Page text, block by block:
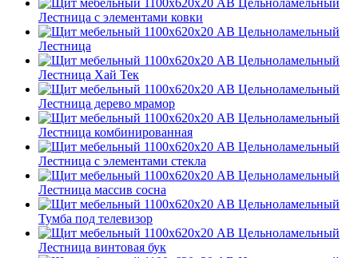
Лестница с элементами ковки
Лестница
Лестница Хай Тек
Лестница дерево мрамор
Лестница комбинированная
Лестница с элементами стекла
Лестница массив сосна
Тумба под телевизор
Лестница винтовая бук